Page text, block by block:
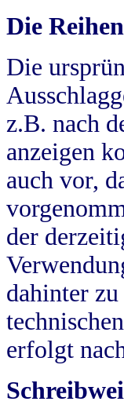
Die
Die
z.B. nach
anzeigen
auch vor,
der
dahinter
erfolgt